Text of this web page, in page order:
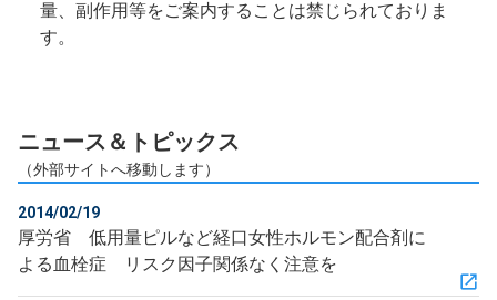
量、副作用等をご案内することは禁じられておりま
す。
ニュース＆トピックス
（外部サイトへ移動します）
2014/02/19
厚労省 低用量ピルなど経口女性ホルモン配合剤に
よる血栓症 リスク因子関係なく注意を